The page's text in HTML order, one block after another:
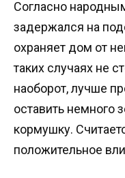
Согласно
задержался на
охраняет дом от
таких случаях не
наоборот, лучше
оставить немного
кормушку.
положительное